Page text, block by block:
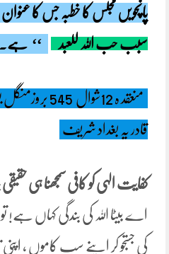
پانچویں مجلس کا خطبہ جس کا عنوان
سبب حب اللہ للعبد ‘‘ ہے۔
منعقد ہ 12شوال
قادر یہ بغداد شریف
کفایت الہی کو کافی سمجھنا ہی
اے بیٹا اللہ کی بندگی کہاں ہے! تو
کی جستجو کر اپنے سب کاموں ، اپنی